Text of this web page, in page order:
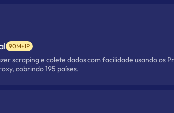
90M+IP
scraping e colete dados com facilidade usando os
cobrindo 195 países.